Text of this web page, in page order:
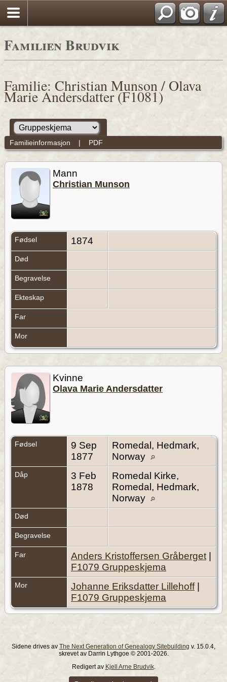
Familien Brudvik
Familie: Christian Munson / Olava
Marie Andersdatter (F1081)
Familieinformasjon | PDF
Mann
Christian Munson
Fødsel 1874
Død
Begravelse
Ekteskap
Far
Mor
Kvinne
Olava Marie Andersdatter
Fødsel
9 Sep
1877
Romedal, Hedmark,
Norway
Dåp
3 Feb
1878
Romedal Kirke,
Romedal, Hedmark,
Norway
Død
Begravelse
Far Anders Kristoffersen Gråberget
F1079 Gruppeskjema
Mor Johanne Eriksdatter Lillehoff|
F1079 Gruppeskjema
Sidene drives av The Next Generation of Genealogy Sitebuilding v. 15.0.4,
skrevet av Darrin Lythgoe © 2001-2026.
Redigert av Kjell Arne Brudvik.